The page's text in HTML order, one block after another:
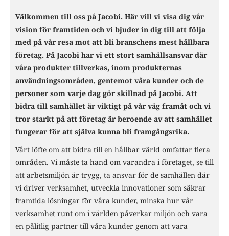
Välkommen till oss på Jacobi. Här vill vi visa dig vår
vision för framtiden och vi bjuder in dig till att följa
med på vår resa mot att bli branschens mest hållbara
företag. På Jacobi har vi ett stort samhällsansvar där
våra produkter tillverkas, inom produkternas
användningsområden, gentemot våra kunder och de
personer som varje dag gör skillnad på Jacobi. Att
bidra till samhället är viktigt på vår väg framåt och vi
tror starkt på att företag är beroende av att samhället
fungerar för att själva kunna bli framgångsrika.
Vårt löfte om att bidra till en hållbar värld omfattar flera
områden. Vi måste ta hand om varandra i företaget, se till
att arbetsmiljön är trygg, ta ansvar för de samhällen där
vi driver verksamhet, utveckla innovationer som säkrar
framtida lösningar för våra kunder, minska hur vår
verksamhet runt om i världen påverkar miljön och vara
en pålitlig partner till våra kunder genom att vara